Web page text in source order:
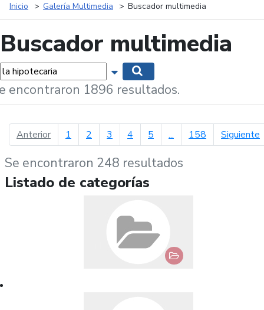
Inicio Galería Multimedia Buscador multimedia
Buscador multimedia
Mostrar opciones de búsqueda
encontraron 1896 resultados.
Anteriorpágina anterior
1 2 3 4 5 ... 158 Siguiente
Se encontraron 248 resultados
Listado de categorías